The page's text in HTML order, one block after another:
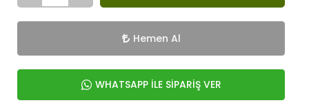
Hemen Al
WHATSAPP İLE SİPARİŞ VER